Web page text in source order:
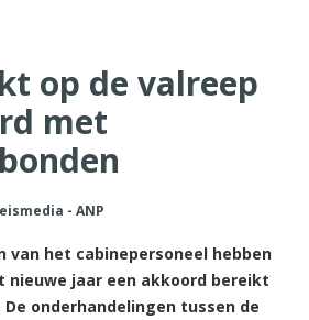
op de valreep
met
- ANP
van het cabinepersoneel hebben
nieuwe jaar een akkoord bereikt
onderhandelingen tussen de